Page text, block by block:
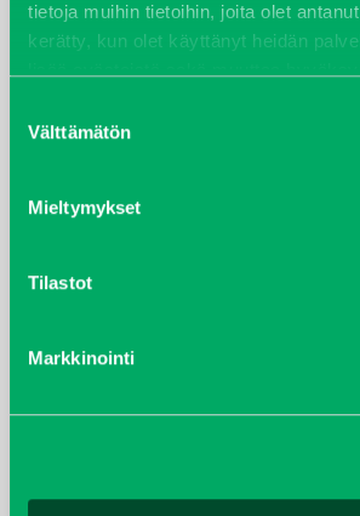
tietoja muihin tietoihin, joita olet
kerätty, kun olet käyttänyt heidän
valinta
Välttämätön
Mieltymykset
Tilastot
Markkinointi
joulukuu 2021
lokakuu 2021
joulukuu 2019
huhtikuu 2019